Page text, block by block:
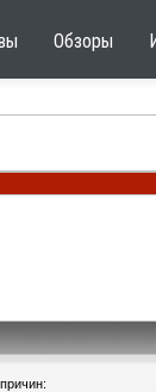
Обзоры